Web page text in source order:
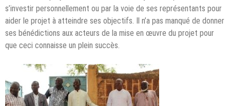
s’investir personnellement ou par la voie de ses représentants pour
aider le projet à atteindre ses objectifs. Il n’a pas manqué de donner
ses bénédictions aux acteurs de la mise en œuvre du projet pour
que ceci connaisse un plein succès.